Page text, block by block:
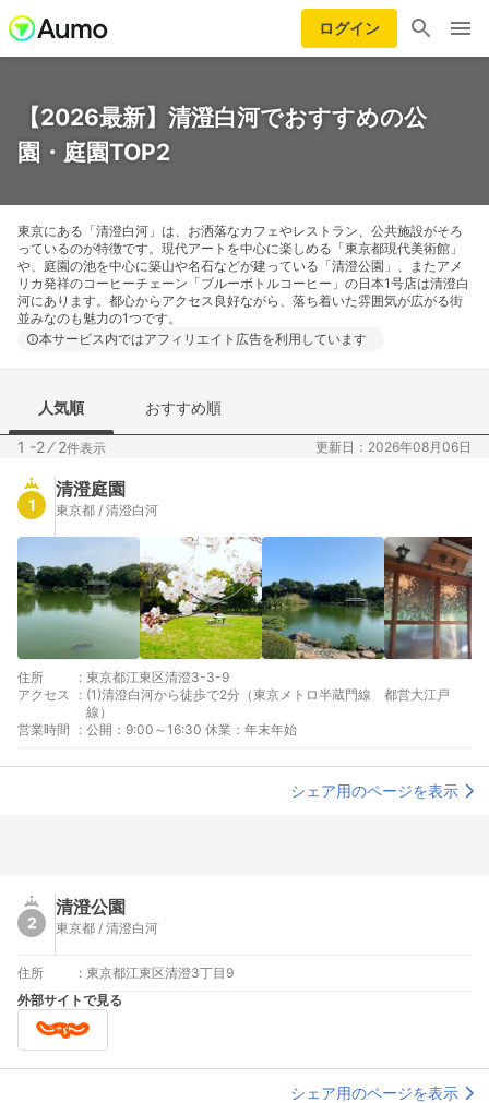
ログイン
【2026最新】清澄白河でおすすめの公
園・庭園TOP2
東京にある「清澄白河」は、お洒落なカフェやレストラン、公共施設がそろ
っているのが特徴です。現代アートを中心に楽しめる「東京都現代美術館」
や、庭園の池を中心に築山や名石などが建っている「清澄公園」、またアメ
リカ発祥のコーヒーチェーン「ブルーボトルコーヒー」の日本1号店は清澄白
河にあります。都心からアクセス良好ながら、落ち着いた雰囲気が広がる街
並みなのも魅力の1つです。
本サービス内ではアフィリエイト広告を利用しています
人気順 おすすめ順
1 -2⁄2件表示 更新日：2026年08月06日
1
清澄庭園
東京都 / 清澄白河
住所 : 東京都江東区清澄3-3-9
アクセス
: (1)清澄白河から徒歩で2分（東京メトロ半蔵門線 都営大江戸
線）
営業時間
: 公開：9:00～16:30 休業：年末年始
シェア用のページを表示
2
清澄公園
東京都 / 清澄白河
住所 : 東京都江東区清澄3丁目9
外部サイトで見る
シェア用のページを表示